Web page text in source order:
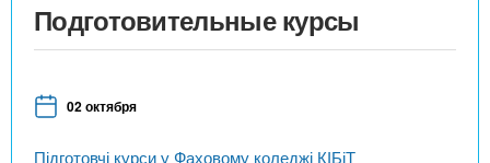
Подготовительные курсы
02 октября
Підготовчі курси у Фаховому коледжі КІБіТ